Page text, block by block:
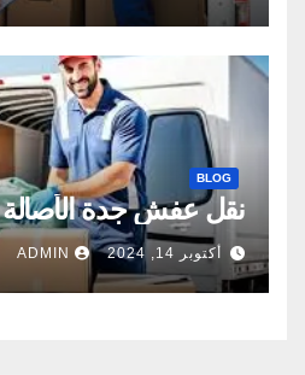
BLOG
نقل عفش جدة الأصالة
أكتوبر 14, 2024 ADMIN